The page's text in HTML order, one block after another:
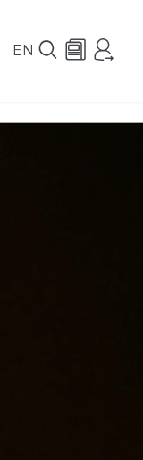
EN